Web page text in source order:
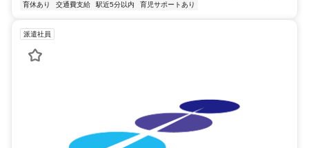
育休あり
交通費支給 駅近5分以内 育児サポートあり
派遣社員